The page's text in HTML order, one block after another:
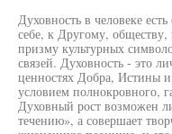
Духовность в человеке
себе, к Другому,
призму культурных
связей. Духовность - это
ценностях Добра, Истины
условием полнокровного,
Духовный рост возможен
течению», а совершает